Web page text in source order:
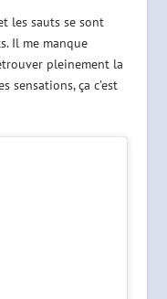
les sauts se sont
Il me manque
pleinement la
sensations, ça c’est